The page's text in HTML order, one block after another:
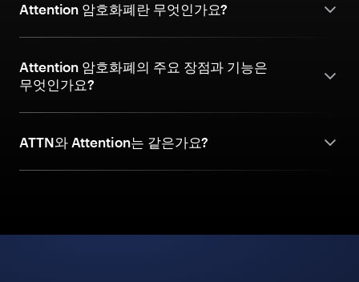
Attention 암호화폐란 무엇인가요?
Attention 암호화폐의 주요 장점과 기능은
무엇인가요?
ATTN와 Attention는 같은가요?